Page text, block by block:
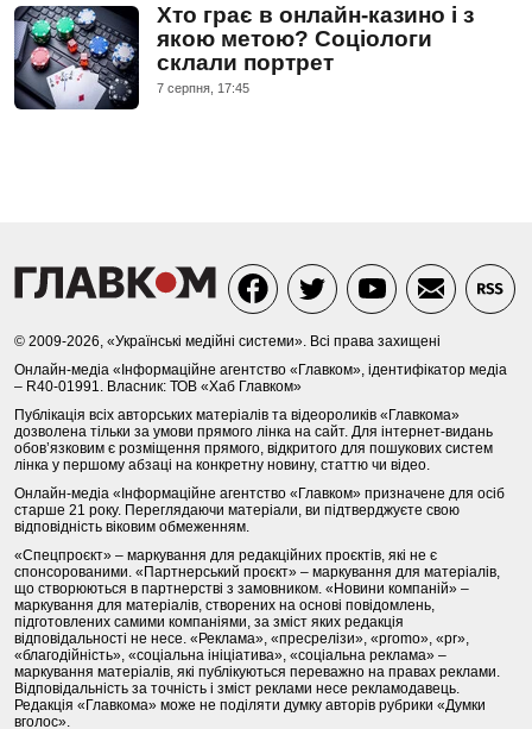
Хто грає в онлайн-казино і з
якою метою? Соціологи
склали портрет
7 серпня, 17:45
© 2009-2026, «Українські медійні системи». Всі права захищені
Онлайн-медіа «Інформаційне агентство «Главком», ідентифікатор медіа
– R40-01991. Власник: ТОВ «Хаб Главком»
Публікація всіх авторських матеріалів та відеороликів «Главкома»
дозволена тільки за умови прямого лінка на сайт. Для інтернет-видань
обов’язковим є розміщення прямого, відкритого для пошукових систем
лінка у першому абзаці на конкретну новину, статтю чи відео.
Онлайн-медіа «Інформаційне агентство «Главком» призначене для осіб
старше 21 року. Переглядаючи матеріали, ви підтверджуєте свою
відповідність віковим обмеженням.
«Спецпроєкт» – маркування для редакційних проєктів, які не є
спонсорованими. «Партнерський проєкт» – маркування для матеріалів,
що створюються в партнерстві з замовником. «Новини компаній» –
маркування для матеріалів, створених на основі повідомлень,
підготовлених самими компаніями, за зміст яких редакція
відповідальності не несе. «Реклама», «пресрелізи», «promo», «pr»,
«благодійність», «соціальна ініціатива», «соціальна реклама» –
маркування матеріалів, які публікуються переважно на правах реклами.
Відповідальність за точність і зміст реклами несе рекламодавець.
Редакція «Главкома» може не поділяти думку авторів рубрики «Думки
вголос».